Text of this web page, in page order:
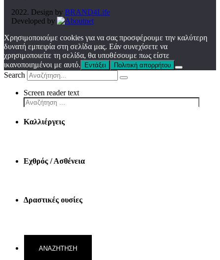
2022. Design by BRAND4Life
Developed by
Χρησιμοποιούμε cookies για να σας προσφέρουμε την καλύτερη
δυνατή εμπειρία στη σελίδα μας. Εάν συνεχίσετε να
χρησιμοποιείτε τη σελίδα, θα υποθέσουμε πως είστε
ικανοποιημένοι με αυτό.
Εντάξει Πολιτική απορρήτου
Search
Screen reader text
Καλλιέργεις
Εχθρός / Ασθένεια
Δραστικές ουσίες